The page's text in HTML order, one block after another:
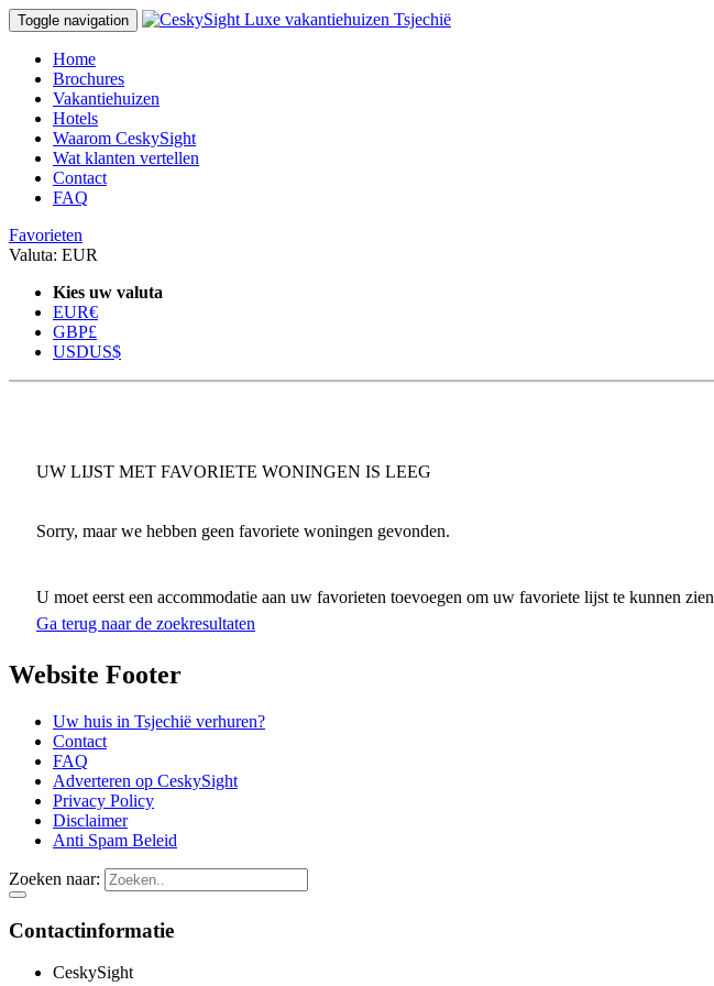
Toggle navigation
Home
Brochures
Vakantiehuizen
Hotels
Waarom CeskySight
Wat klanten vertellen
Contact
FAQ
Favorieten
Valuta: EUR
Kies uw valuta
EUR€
GBP£
USDUS$
UW LIJST MET FAVORIETE WONINGEN IS LEEG
Sorry, maar we hebben geen favoriete woningen gevonden.
U moet eerst een accommodatie aan uw favorieten toevoegen om uw favoriete lijst te kunnen zien
Ga terug naar de zoekresultaten
Website Footer
Uw huis in Tsjechië verhuren?
Contact
FAQ
Adverteren op CeskySight
Privacy Policy
Disclaimer
Anti Spam Beleid
Zoeken naar:
Contactinformatie
CeskySight